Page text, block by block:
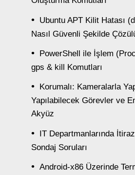
Ubuntu APT Kilit Hatası
Nasıl Güvenli Şekilde
PowerShell ile İşlem
gps & kill Komutları
Korumalı: Kameralarla
Yapılabilecek Görevler ve
Akyüz
IT Departmanlarında
Sondaj Soruları
Android-x86 Üzerinde